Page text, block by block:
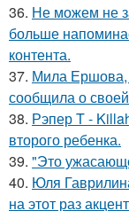
36. Не можем не
больше
контента.
37. Мила Ершова,
сообщила о
38. Рэпер T -
второго ребенка.
39. "Это
40. Юля
на этот раз